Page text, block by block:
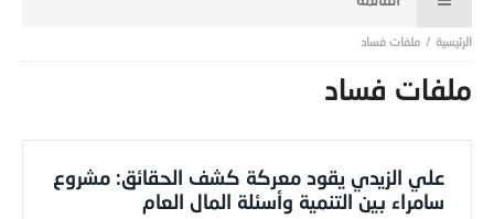
ملفات فساد
ملفات فساد
علي الزيدي يقود معركة كشف الحقائق: مشروع
سامراء بين التنمية وأسئلة المال العام